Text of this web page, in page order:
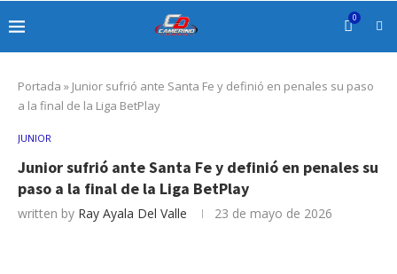
0
Portada » Junior sufrió ante Santa Fe y definió en penales su paso
a la final de la Liga BetPlay
JUNIOR
Junior sufrió ante Santa Fe y definió en penales su
paso a la final de la Liga BetPlay
written by Ray Ayala Del Valle 23 de mayo de 2026